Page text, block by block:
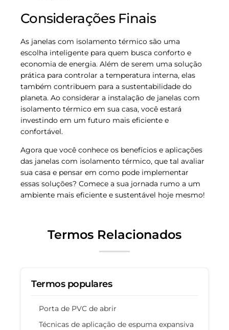
Considerações Finais
As janelas com isolamento térmico são uma
escolha inteligente para quem busca conforto e
economia de energia. Além de serem uma solução
prática para controlar a temperatura interna, elas
também contribuem para a sustentabilidade do
planeta. Ao considerar a instalação de janelas com
isolamento térmico em sua casa, você estará
investindo em um futuro mais eficiente e
confortável.
Agora que você conhece os benefícios e aplicações
das janelas com isolamento térmico, que tal avaliar
sua casa e pensar em como pode implementar
essas soluções? Comece a sua jornada rumo a um
ambiente mais eficiente e sustentável hoje mesmo!
Termos Relacionados
Termos populares
Porta de PVC de abrir
Técnicas de aplicação de espuma expansiva